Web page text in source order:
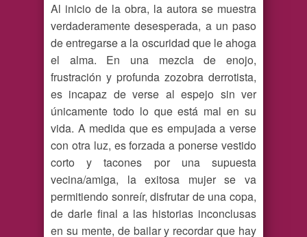
Al inicio de la obra, la autora se muestra
verdaderamente desesperada, a un paso
de entregarse a la oscuridad que le ahoga
el alma. En una mezcla de enojo,
frustración y profunda zozobra derrotista,
es incapaz de verse al espejo sin ver
únicamente todo lo que está mal en su
vida. A medida que es empujada a verse
con otra luz, es forzada a ponerse vestido
corto y tacones por una supuesta
vecina/amiga, la exitosa mujer se va
permitiendo sonreír, disfrutar de una copa,
de darle final a las historias inconclusas
en su mente, de bailar y recordar que hay